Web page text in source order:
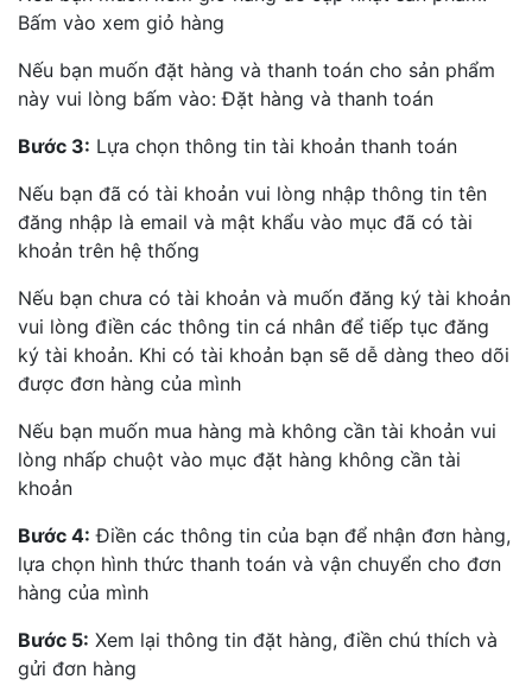
Bấm vào xem giỏ hàng
Nếu bạn muốn đặt hàng và thanh toán cho sản phẩm
này vui lòng bấm vào: Đặt hàng và thanh toán
Bước 3: Lựa chọn thông tin tài khoản thanh toán
Nếu bạn đã có tài khoản vui lòng nhập thông tin tên
đăng nhập là email và mật khẩu vào mục đã có tài
khoản trên hệ thống
Nếu bạn chưa có tài khoản và muốn đăng ký tài khoản
vui lòng điền các thông tin cá nhân để tiếp tục đăng
ký tài khoản. Khi có tài khoản bạn sẽ dễ dàng theo dõi
được đơn hàng của mình
Nếu bạn muốn mua hàng mà không cần tài khoản vui
lòng nhấp chuột vào mục đặt hàng không cần tài
khoản
Bước 4: Điền các thông tin của bạn để nhận đơn hàng,
lựa chọn hình thức thanh toán và vận chuyển cho đơn
hàng của mình
Bước 5: Xem lại thông tin đặt hàng, điền chú thích và
gửi đơn hàng